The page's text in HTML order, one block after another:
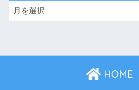
HOME